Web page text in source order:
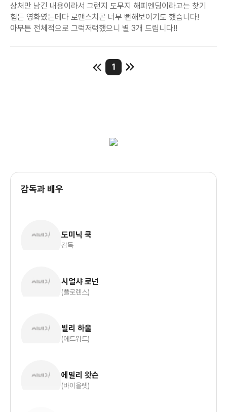
상처만 남긴 내용이라서 그런지 도무지 해피엔딩이라고는 찾기
힘든 영화였는데다 로맨스치곤 너무 뻔해보이기도 했습니다!
아무튼 전체적으로 그럭저럭했으니 별 3개 드립니다!!
1
감독과 배우
도미닉 쿡
감독
시얼샤 로넌
(플로렌스)
빌리 하울
(에드워드)
에밀리 왓슨
(바이올렛)